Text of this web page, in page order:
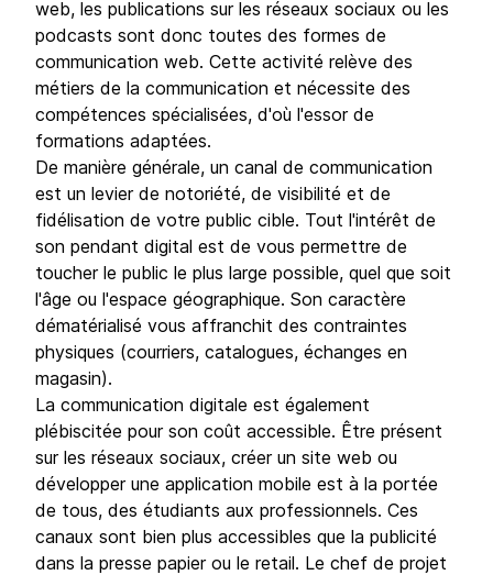
web, les publications sur les réseaux sociaux ou les
podcasts sont donc toutes des formes de
communication web. Cette activité relève des
métiers de la communication et nécessite des
compétences spécialisées, d'où l'essor de
formations adaptées.
De manière générale, un canal de communication
est un levier de notoriété, de visibilité et de
fidélisation de votre public cible. Tout l'intérêt de
son pendant digital est de vous permettre de
toucher le public le plus large possible, quel que soit
l'âge ou l'espace géographique. Son caractère
dématérialisé vous affranchit des contraintes
physiques (courriers, catalogues, échanges en
magasin).
La communication digitale est également
plébiscitée pour son coût accessible. Être présent
sur les réseaux sociaux, créer un site web ou
développer une application mobile est à la portée
de tous, des étudiants aux professionnels. Ces
canaux sont bien plus accessibles que la publicité
dans la presse papier ou le retail. Le chef de projet